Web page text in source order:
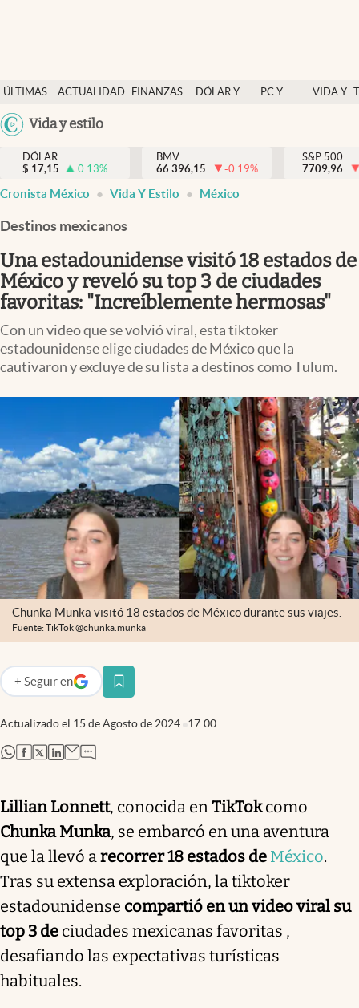
ÚLTIMAS
NOTICIAS
ACTUALIDAD
FINANZAS
DÓLAR Y
PC Y
VIDA Y
México
Vida y estilo
Actualidad
Finanzas y economía
Dólar y mercados
Pc y celular
Vida y estilo
Tv
Clima
Espiritualidad
abre en nueva pestaña
México
DÓLAR
$ 17,15 0.13%
BMV
66.396,15
-0.19%
S&P 500
7709,96
Cronista México Vida Y Estilo México
Destinos mexicanos
Una estadounidense visitó 18 estados de
México y reveló su top 3 de ciudades
favoritas: "Increíblemente hermosas"
Con un video que se volvió viral, esta tiktoker
estadounidense elige ciudades de México que la
cautivaron y excluye de su lista a destinos como Tulum.
Chunka Munka visitó 18 estados de México durante sus viajes.
Fuente: TikTok @chunka.munka
Actualizado el 15 de Agosto de 2024 17:00
+ Seguir en
abre en nueva pestaña
abre en nueva pestaña
abre en nueva pestaña
abre en nueva pestaña
abre en nueva pestaña
Lillian Lonnett, conocida enTikTokcomo
Chunka Munka, se embarcó en una aventura
que la llevó arecorrer 18 estados de México.
Tras su extensa exploración, la tiktoker
estadounidense compartió en un video viral su
top 3 de ciudades mexicanas favoritas ,
desafiando las expectativas turísticas
habituales.